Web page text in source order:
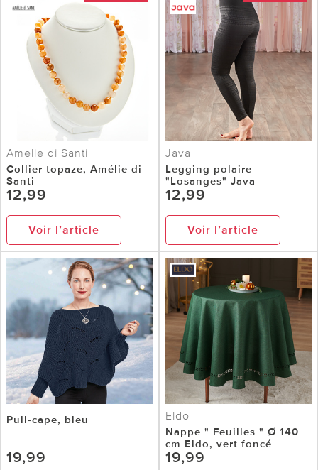
Amelie di Santi
Collier topaze, Amélie di
Santi
12,99
Voir l’article
Java
Legging polaire
"Losanges" Java
12,99
Voir l’article
Pull-cape, bleu
19,99
Eldo
Nappe " Feuilles " Ø 140
cm Eldo, vert foncé
19,99